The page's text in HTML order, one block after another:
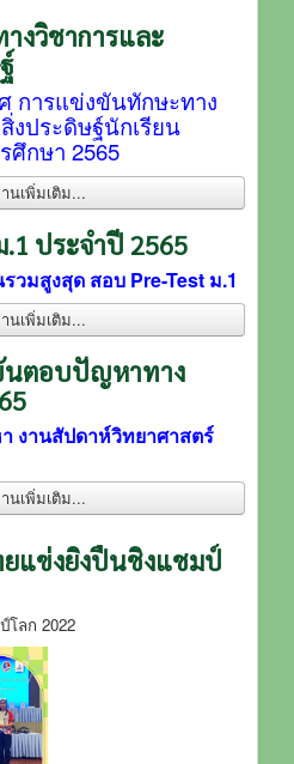
งวิชาการและ
การแข่งขันทักษะทาง
งประดิษฐ์นักเรียน
ศึกษา 2565
นเพิ่มเติม...
ประจำปี 2565
วมสูงสุด สอบ Pre-Test ม.1
นเพิ่มเติม...
นตอบปัญหาทาง
งานสัปดาห์วิทยาศาสตร์
นเพิ่มเติม...
แข่งยิงปืนชิงแชมป์
ลก 2022